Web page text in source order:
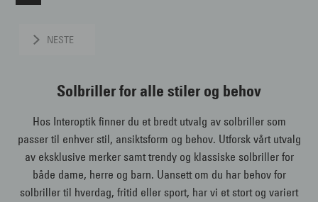
NESTE
Solbriller for alle stiler og behov
Hos Interoptik finner du et bredt utvalg av solbriller som
passer til enhver stil, ansiktsform og behov. Utforsk vårt utvalg
av eksklusive merker samt trendy og klassiske solbriller for
både dame, herre og barn. Uansett om du har behov for
solbriller til hverdag, fritid eller sport, har vi et stort og variert